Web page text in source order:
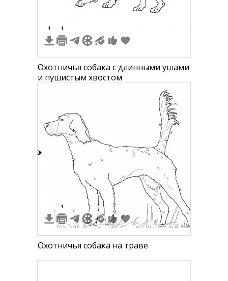
1 1
Охотничья собака с длинными ушами
и пушистым хвостом
1
Охотничья собака на траве